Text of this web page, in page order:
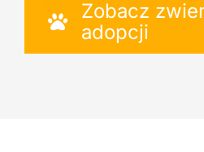
Zobacz
adopcji